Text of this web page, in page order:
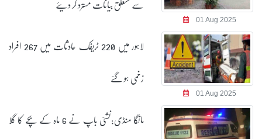
01 Aug 2025
01 Aug 2025
لاہور میں 220 ٹریفک حادثات میں 267 افراد
زخمی ہو گئے
مانگا منڈی:نشئی باپ نے 6 ماہ کے بچے کا گلا